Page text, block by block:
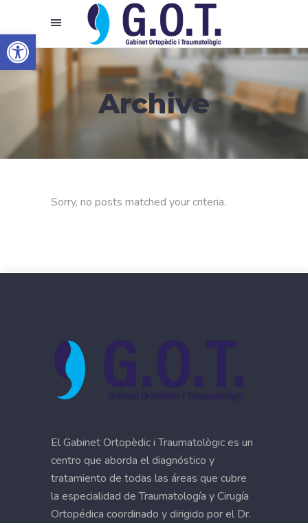
Abrir barra de herramientas
Archive
Sorry, no posts matched your criteria.
El Gabinet Ortopèdic i Traumatològic es un
centro que aborda el diagnóstico y
tratamiento de todas las áreas que cubre
la especialidad de Traumatología y Cirugía
Ortopédica coordinado y dirigido por el Dr.